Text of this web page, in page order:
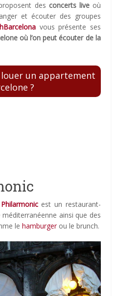
des concerts liveoù
et écouter des groupes
vous présente ses
où l’on peut écouter de la
louer un appartement
?
est un restaurant-
ainsi que des
lehamburgerou le brunch.